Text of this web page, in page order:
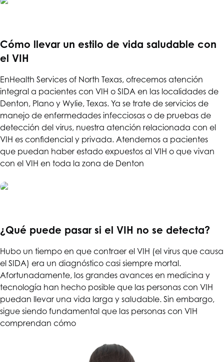
Cómo llevar un estilo de vida saludable con
el VIH
EnHealth Services of North Texas, ofrecemos atención
integral a pacientes con VIH o SIDA en las localidades de
Denton, Plano y Wylie, Texas. Ya se trate de servicios de
manejo de enfermedades infecciosas o de pruebas de
detección del virus, nuestra atención relacionada con el
VIH es confidencial y privada. Atendemos a pacientes
que puedan haber estado expuestos al VIH o que vivan
con el VIH en toda la zona de Denton
¿Qué puede pasar si el VIH no se detecta?
Hubo un tiempo en que contraer el VIH (el virus que causa
el SIDA) era un diagnóstico casi siempre mortal.
Afortunadamente, los grandes avances en medicina y
tecnología han hecho posible que las personas con VIH
puedan llevar una vida larga y saludable. Sin embargo,
sigue siendo fundamental que las personas con VIH
comprendan cómo